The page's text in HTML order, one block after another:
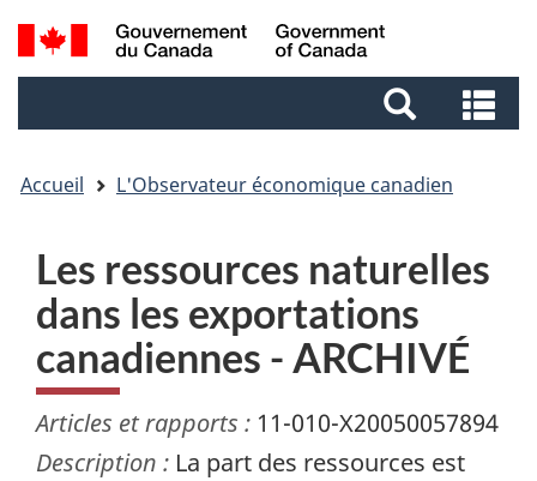
Aller
au
Aller
au
Passer
à
Recherche
et
et
Accueil L'Observateur économique canadien
Les ressources naturelles
dans les exportations
canadiennes - ARCHIVÉ
Articles et rapports : 11-010-X20050057894
Description : La part des ressources est